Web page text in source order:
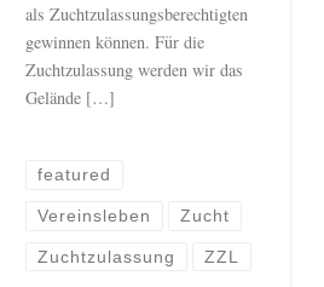
als Zuchtzulassungsberechtigten
gewinnen können. Für die
Zuchtzulassung werden wir das
Gelände […]
featured
Vereinsleben Zucht
Zuchtzulassung ZZL